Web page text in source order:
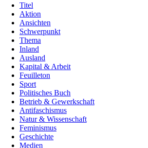
Titel
Aktion
Ansichten
Schwerpunkt
Thema
Inland
Ausland
Kapital & Arbeit
Feuilleton
Sport
Politisches Buch
Betrieb & Gewerkschaft
Antifaschismus
Natur & Wissenschaft
Feminismus
Geschichte
Medien